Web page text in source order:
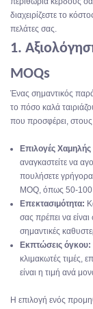
διαχειρίζεστε το
πελάτες σας.
1.
MOQs
Ένας σημαντικός
το πόσο καλά
που προσφέρει, στους
Επιλογές Χαμηλής
αναγκαστείτε να
πουλήσετε
MOQ, όπως 50-100
Επεκτασιμότητα:
σας πρέπει να
σημαντικές
Εκπτώσεις όγκου:
κλιμακωτές τιμές,
είναι η τιμή ανά
Η επιλογή ενός